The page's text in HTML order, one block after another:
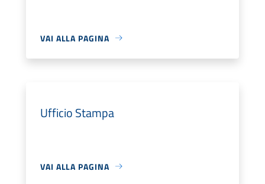
VAI ALLA PAGINA
Ufficio Stampa
VAI ALLA PAGINA